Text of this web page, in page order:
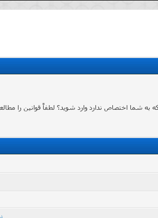
اختصاص ندارد وارد شوید؟ لطفاً قوانین را